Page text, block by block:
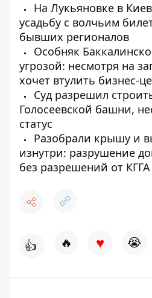
На Лукьяновке в
усадьбу с волчьим
бывших регионалов
Особняк
угрозой: несмотря на
хочет втулить бизнес-
Суд разрешил
Голосеевской башни,
статус
Разобрали крышу и
изнутри: разрушение
без разрешений от КГГА
👍 🔥 ♥ 😭